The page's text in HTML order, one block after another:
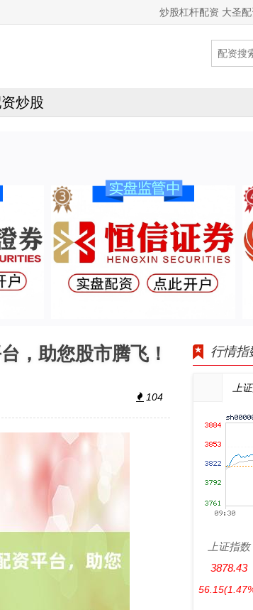
炒股杠杆配资 大圣
炒股
，助您股市腾飞！
104
行情指
上
上证指数
3878.43
56.15